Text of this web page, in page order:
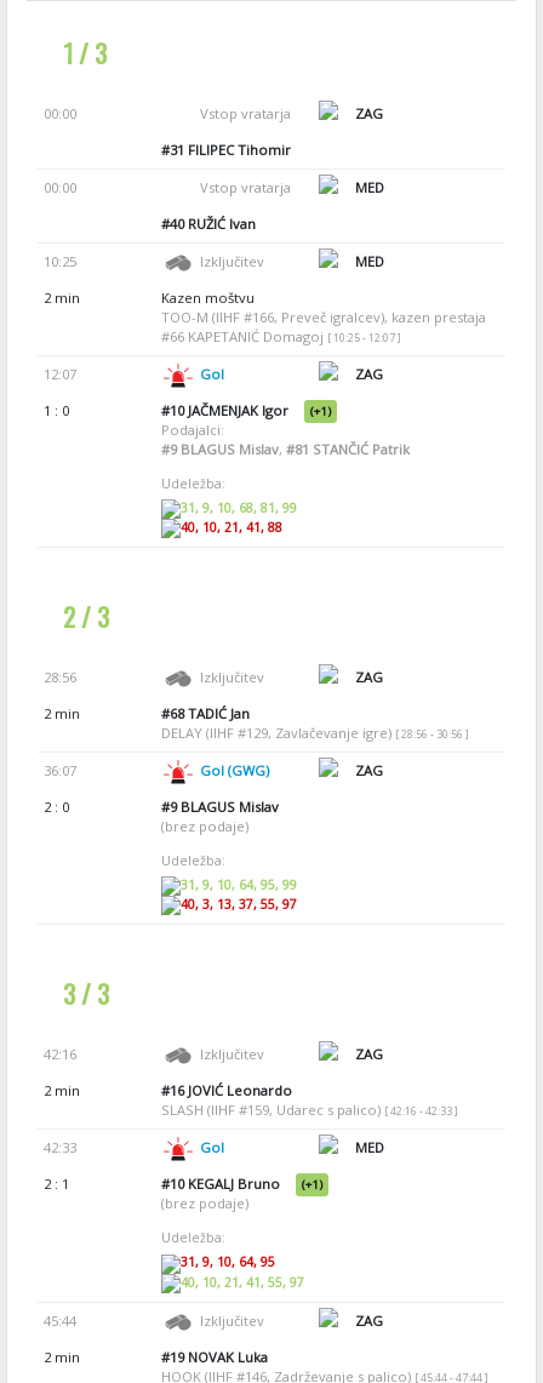
1 / 3
00:00 Vstop vratarja
ZAG
#31 FILIPEC Tihomir
00:00 Vstop vratarja
MED
#40RUŽIĆ Ivan
10:25 Izključitev
MED
2 min
Kazen moštvu
TOO-M (IIHF #166, Preveč igralcev), kazen prestaja
#66 KAPETANIĆ Domagoj [ 10:25 - 12:07 ]
12:07 Gol
ZAG
1 : 0
#10JAČMENJAK Igor (+1)
Podajalci:
#9BLAGUS Mislav, #81 STANČIĆ Patrik
Udeležba:
31, 9, 10, 68, 81, 99
40, 10, 21, 41, 88
2 / 3
28:56 Izključitev
ZAG
2 min
#68TADIĆ Jan
DELAY (IIHF #129, Zavlačevanje igre) [ 28:56 - 30:56 ]
36:07 Gol (GWG)
ZAG
2 : 0
#9BLAGUS Mislav
(brez podaje)
Udeležba:
31, 9, 10, 64, 95, 99
40, 3, 13, 37, 55, 97
3 / 3
42:16 Izključitev
ZAG
2 min
#16JOVIĆ Leonardo
SLASH (IIHF #159, Udarec s palico) [ 42:16 - 42:33 ]
42:33 Gol
MED
2 : 1
#10KEGALJ Bruno (+1)
(brez podaje)
Udeležba:
31, 9, 10, 64, 95
40, 10, 21, 41, 55, 97
45:44 Izključitev
ZAG
2 min
#19NOVAK Luka
HOOK (IIHF #146, Zadrževanje s palico) [ 45:44 - 47:44 ]